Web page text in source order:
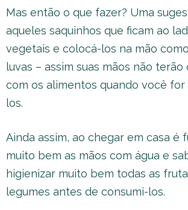
Mas então o que fazer? Uma
aqueles saquinhos que ficam ao
vegetais e colocá-los na mão
luvas – assim suas mãos não
com os alimentos quando você for
los.
Ainda assim, ao chegar em casa é
muito bem as mãos com água e
higienizar muito bem todas as
legumes antes de consumi-los.